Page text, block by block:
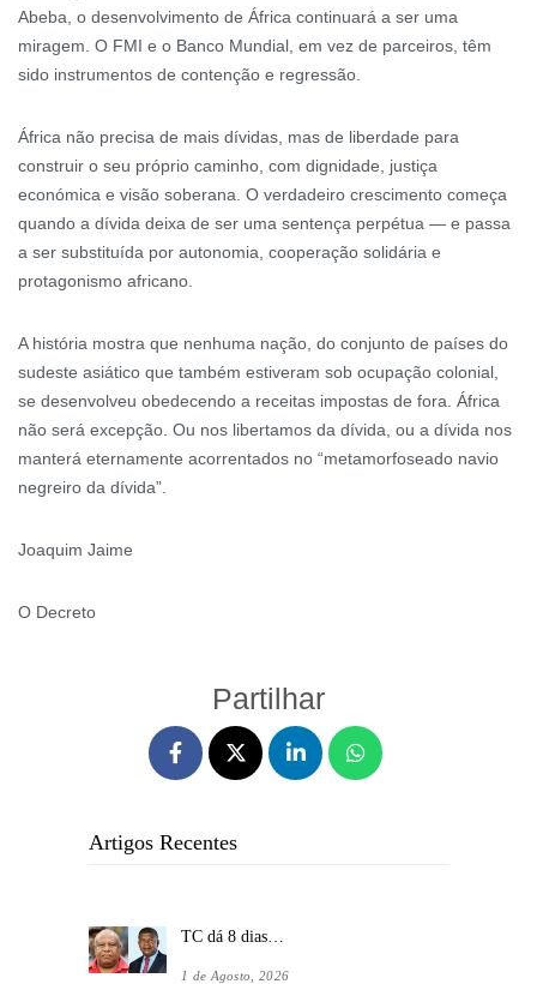
Abeba, o desenvolvimento de África continuará a ser uma
miragem. O FMI e o Banco Mundial, em vez de parceiros, têm
sido instrumentos de contenção e regressão.
África não precisa de mais dívidas, mas de liberdade para
construir o seu próprio caminho, com dignidade, justiça
económica e visão soberana. O verdadeiro crescimento começa
quando a dívida deixa de ser uma sentença perpétua — e passa
a ser substituída por autonomia, cooperação solidária e
protagonismo africano.
A história mostra que nenhuma nação, do conjunto de países do
sudeste asiático que também estiveram sob ocupação colonial,
se desenvolveu obedecendo a receitas impostas de fora. África
não será excepção. Ou nos libertamos da dívida, ou a dívida nos
manterá eternamente acorrentados no “metamorfoseado navio
negreiro da dívida”.
Joaquim Jaime
O Decreto
Partilhar
Artigos Recentes
TC dá 8 dias…
1 de Agosto, 2026